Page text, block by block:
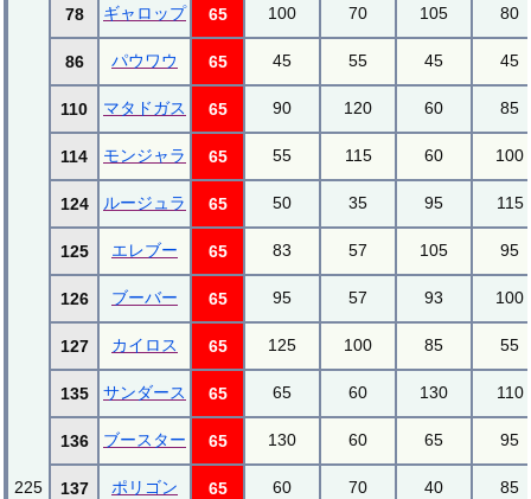
225
78 ギャロップ 65 100 70 105 80
86 パウワウ 65 45 55 45 45
110 マタドガス 65 90 120 60 85
114 モンジャラ 65 55 115 60 100
124 ルージュラ 65 50 35 95 115
125 エレブー 65 83 57 105 95
126 ブーバー 65 95 57 93 100
127 カイロス 65 125 100 85 55
135 サンダース 65 65 60 130 110
136 ブースター 65 130 60 65 95
137 ポリゴン 65 60 70 40 85